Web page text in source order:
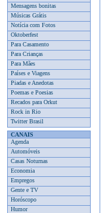
Mensagens bonitas
Músicas Grátis
Notícia com Fotos
Oktoberfest
Para Casamento
Para Crianças
Para Mães
Países e Viagens
Piadas e Anedotas
Poemas e Poesias
Recados para Orkut
Rock in Rio
Twitter Brasil
CANAIS
Agenda
Automóveis
Casas Noturnas
Economia
Empregos
Gente e TV
Horóscopo
Humor